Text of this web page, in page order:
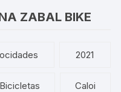
ZABAL BIKE
2021
Bicicletas Caloi